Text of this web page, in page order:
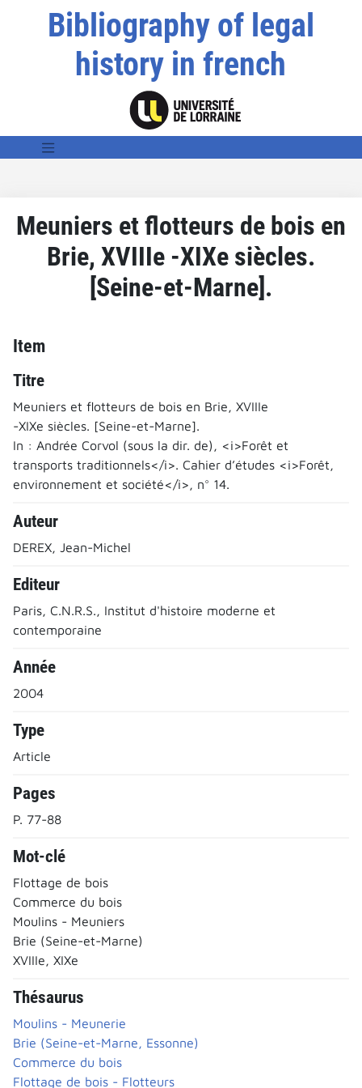
Bibliography of legal
history in french
Meuniers et flotteurs de bois en
Brie, XVIIIe -XIXe siècles.
[Seine-et-Marne].
Item
Titre
Meuniers et flotteurs de bois en Brie, XVIIIe
-XIXe siècles. [Seine-et-Marne].
In : Andrée Corvol (sous la dir. de), <i>Forêt et
transports traditionnels</i>. Cahier d’études <i>Forêt,
environnement et société</i>, n° 14.
Auteur
DEREX, Jean-Michel
Editeur
Paris, C.N.R.S., Institut d'histoire moderne et
contemporaine
Année
2004
Type
Article
Pages
P. 77-88
Mot-clé
Flottage de bois
Commerce du bois
Moulins - Meuniers
Brie (Seine-et-Marne)
XVIIIe, XIXe
Thésaurus
Moulins - Meunerie
Brie (Seine-et-Marne, Essonne)
Commerce du bois
Flottage de bois - Flotteurs